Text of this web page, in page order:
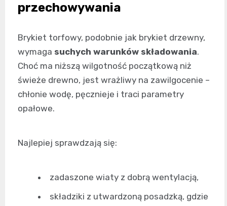
przechowywania
Brykiet torfowy, podobnie jak brykiet drzewny,
wymaga suchych warunków składowania.
Choć ma niższą wilgotność początkową niż
świeże drewno, jest wrażliwy na zawilgocenie –
chłonie wodę, pęcznieje i traci parametry
opałowe.
Najlepiej sprawdzają się:
zadaszone wiaty z dobrą wentylacją,
składziki z utwardzoną posadzką, gdzie